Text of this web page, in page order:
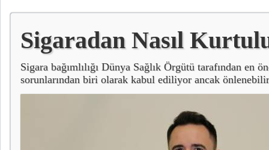
Sigaradan Nasıl
Sigara bağımlılığı Dünya Sağlık Örgütü tarafından en
sorunlarından biri olarak kabul ediliyor ancak
yer alıyor.